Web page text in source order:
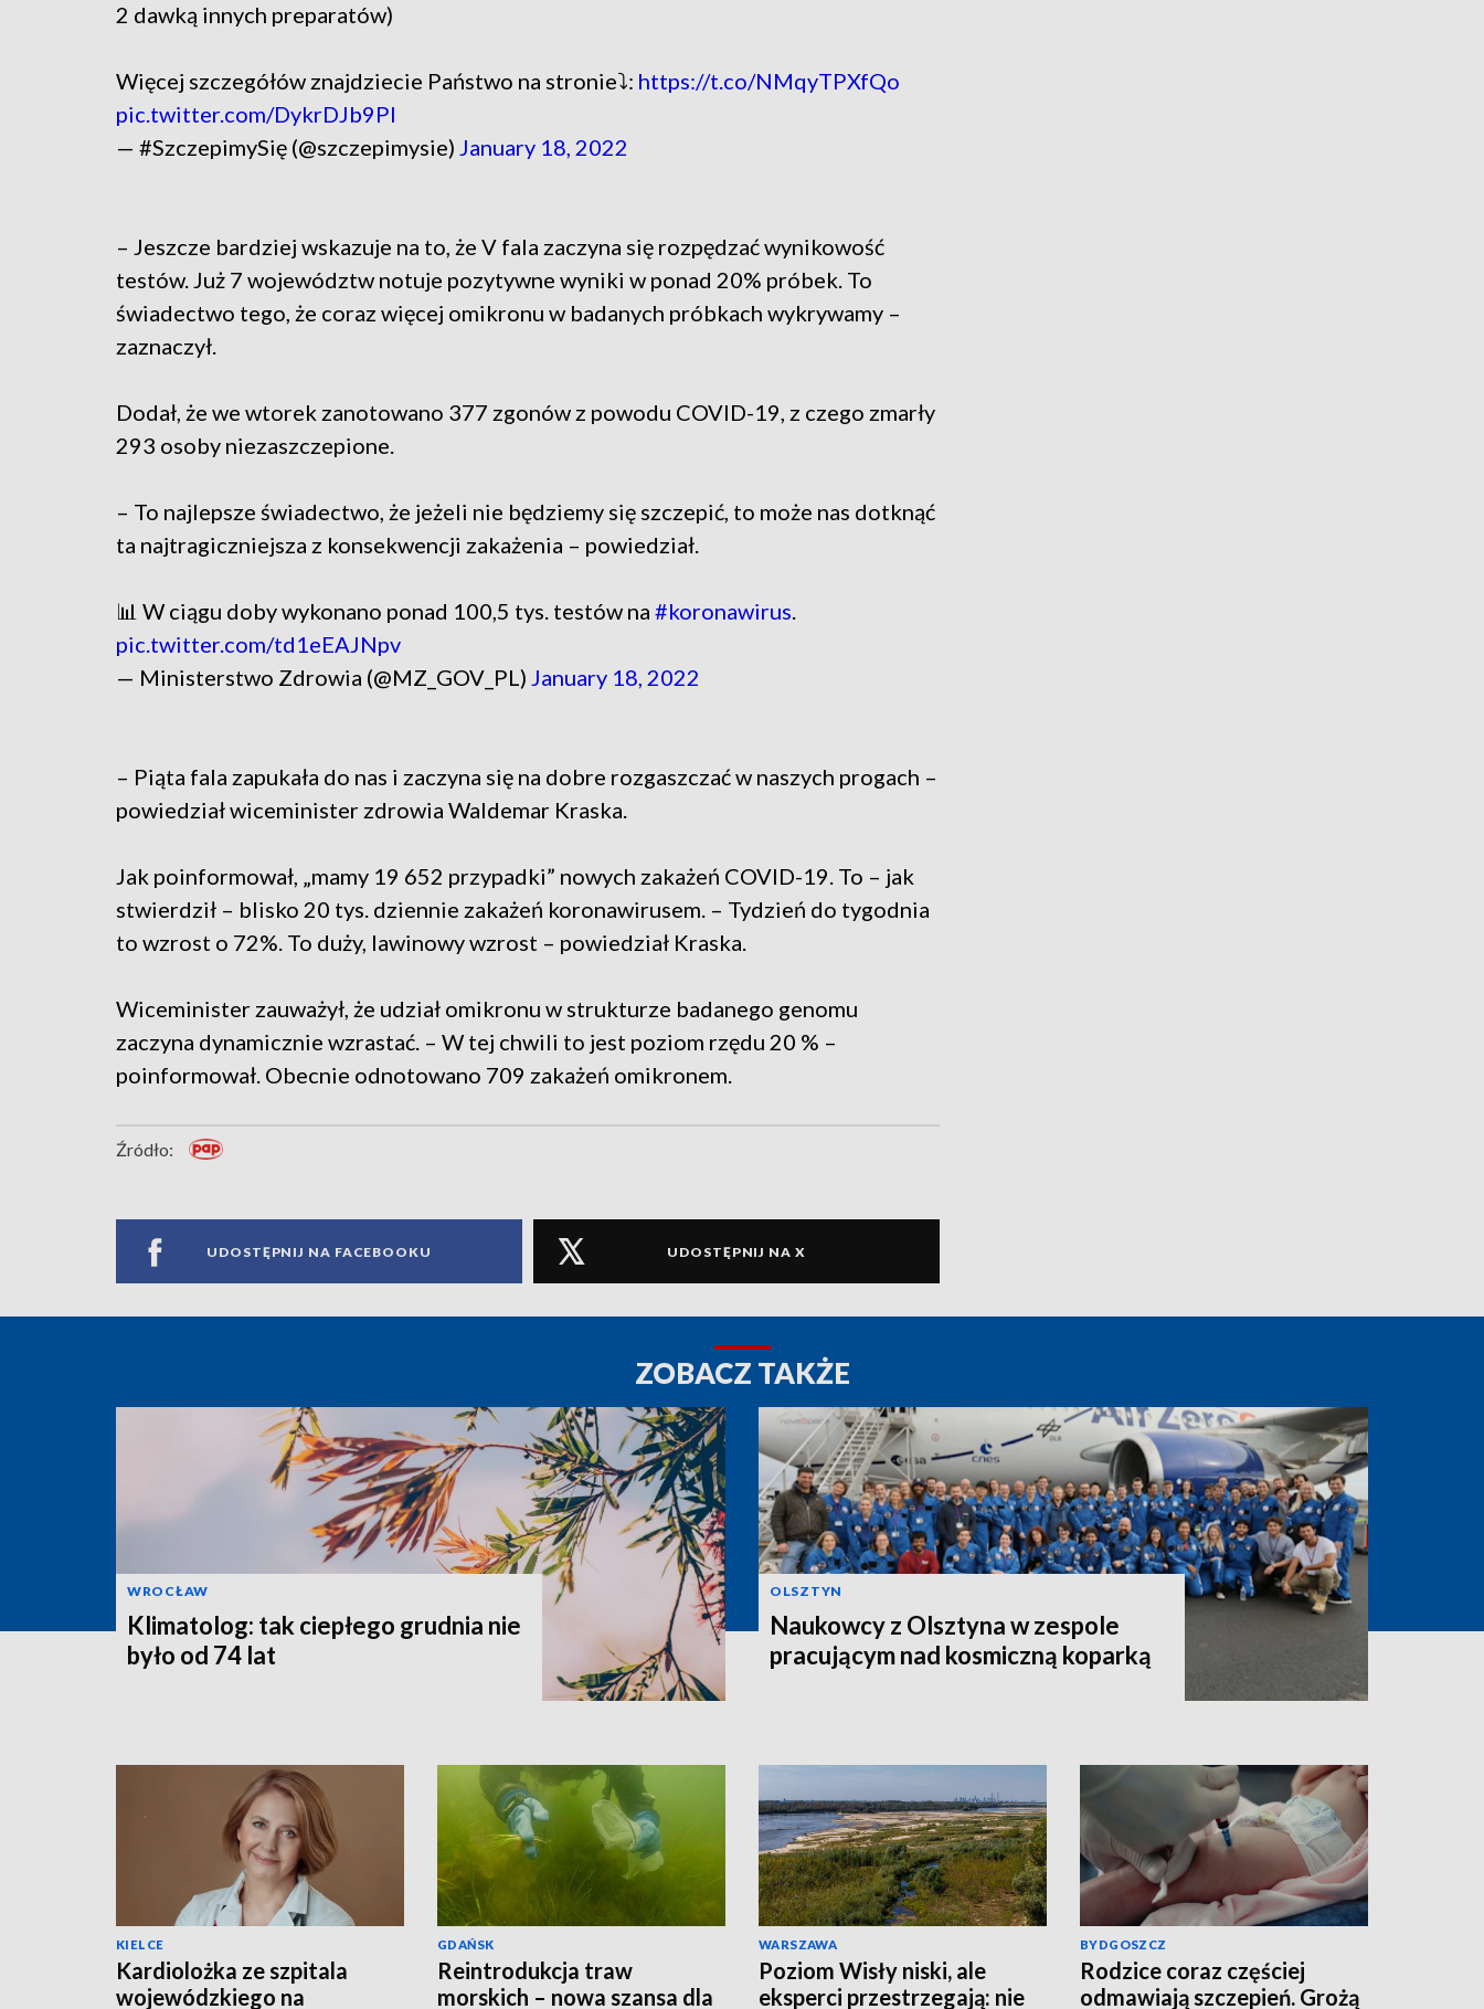
2 dawką innych preparatów)
Więcej szczegółów znajdziecie Państwo na stronie⤵️: https://t.co/NMqyTPXfQo
pic.twitter.com/DykrDJb9Pl
— #SzczepimySię (@szczepimysie) January 18, 2022
– Jeszcze bardziej wskazuje na to, że V fala zaczyna się rozpędzać wynikowość
testów. Już 7 województw notuje pozytywne wyniki w ponad 20% próbek. To
świadectwo tego, że coraz więcej omikronu w badanych próbkach wykrywamy –
zaznaczył.
Dodał, że we wtorek zanotowano 377 zgonów z powodu COVID-19, z czego zmarły
293 osoby niezaszczepione.
– To najlepsze świadectwo, że jeżeli nie będziemy się szczepić, to może nas dotknąć
ta najtragiczniejsza z konsekwencji zakażenia – powiedział.
📊 W ciągu doby wykonano ponad 100,5 tys. testów na #koronawirus.
pic.twitter.com/td1eEAJNpv
— Ministerstwo Zdrowia (@MZ_GOV_PL) January 18, 2022
– Piąta fala zapukała do nas i zaczyna się na dobre rozgaszczać w naszych progach –
powiedział wiceminister zdrowia Waldemar Kraska.
Jak poinformował, „mamy 19 652 przypadki” nowych zakażeń COVID-19. To – jak
stwierdził – blisko 20 tys. dziennie zakażeń koronawirusem. – Tydzień do tygodnia
to wzrost o 72%. To duży, lawinowy wzrost – powiedział Kraska.
Wiceminister zauważył, że udział omikronu w strukturze badanego genomu
zaczyna dynamicznie wzrastać. – W tej chwili to jest poziom rzędu 20 % –
poinformował. Obecnie odnotowano 709 zakażeń omikronem.
Źródło:
UDOSTĘPNIJ NA FACEBOOKU UDOSTĘPNIJ NA X
ZOBACZ TAKŻE
WROCŁAW
Klimatolog: tak ciepłego grudnia nie
było od 74 lat
OLSZTYN
Naukowcy z Olsztyna w zespole
pracującym nad kosmiczną koparką
KIELCE
Kardiolożka ze szpitala
wojewódzkiego na
GDAŃSK
Reintrodukcja traw
morskich – nowa szansa dla
WARSZAWA
Poziom Wisły niski, ale
eksperci przestrzegają: nie
BYDGOSZCZ
Rodzice coraz częściej
odmawiają szczepień. Grożą